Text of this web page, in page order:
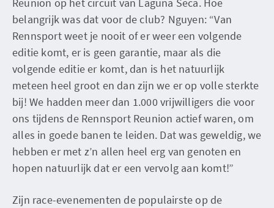
belangrijk was dat voor de club? Nguyen: “Van
Rennsport weet je nooit of er weer een volgende
editie komt, er is geen garantie, maar als die
volgende editie er komt, dan is het natuurlijk
meteen heel groot en dan zijn we er op volle sterkte
bij! We hadden meer dan 1.000 vrijwilligers die voor
ons tijdens de Rennsport Reunion actief waren, om
alles in goede banen te leiden. Dat was geweldig, we
hebben er met z’n allen heel erg van genoten en
hopen natuurlijk dat er een vervolg aan komt!”
Zijn race-evenementen de populairste op de